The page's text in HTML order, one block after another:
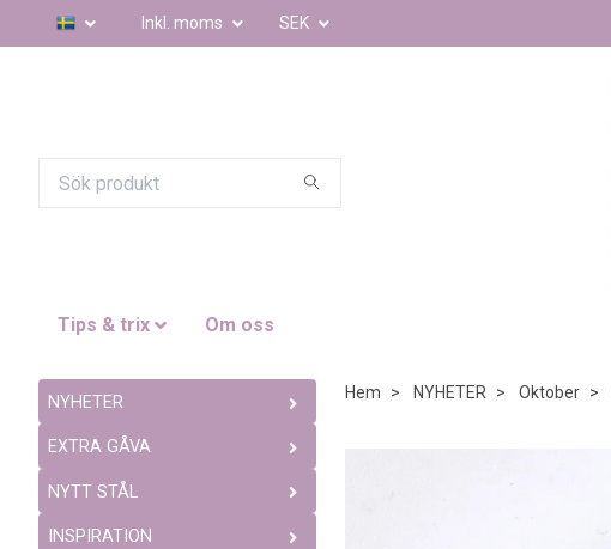
Inkl. moms SEK
Tips & trix Om oss
NYHETER
EXTRA GÅVA
NYTT STÅL
INSPIRATION
Hem NYHETER Oktober